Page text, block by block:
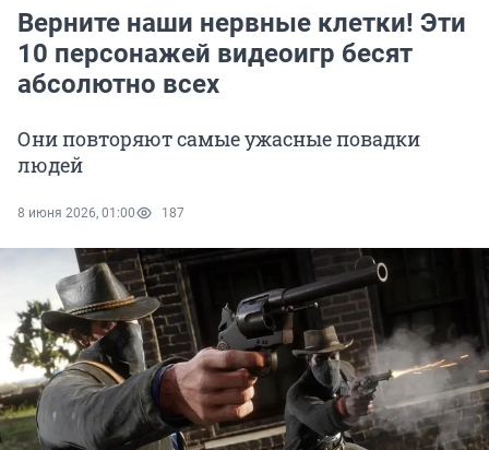
Верните наши нервные клетки! Эти
10 персонажей видеоигр бесят
абсолютно всех
Они повторяют самые ужасные повадки
людей
8 июня 2026, 01:00 187